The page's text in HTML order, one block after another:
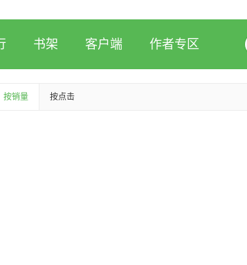
书架 客户端 作者专区
按销量 按点击